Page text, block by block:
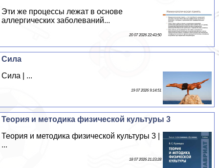
Эти же процессы лежат в основе
аллергических заболеваний...
20 07 2026 22:43:50
Сила
Сила | ...
19 07 2026 9:14:51
Теория и методика физической культуры 3
Теория и методика физической культуры 3 |
...
18 07 2026 21:23:28